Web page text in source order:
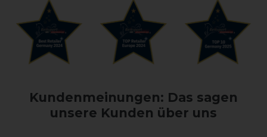
Kundenmeinungen: Das sagen
unsere Kunden über uns